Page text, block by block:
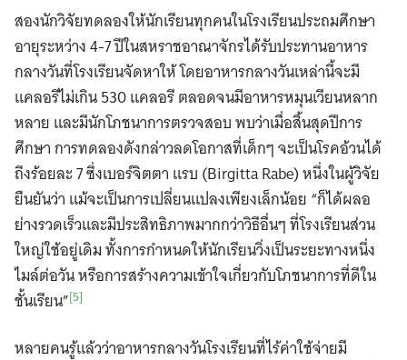
สองนักวิจัยทดลองให้นักเรียนทุกคนในโรงเรียนประถมศึกษา
อายุระหว่าง 4-7 ปีในสหราชอาณาจักรได้รับประทานอาหาร
กลางวันที่โรงเรียนจัดหาให้ โดยอาหารกลางวันเหล่านี้จะมี
แคลอรีไม่เกิน 530 แคลอรี ตลอดจนมีอาหารหมุนเวียนหลาก
หลาย และมีนักโภชนาการตรวจสอบ พบว่าเมื่อสิ้นสุดปีการ
ศึกษา การทดลองดังกล่าวลดโอกาสที่เด็กๆ จะเป็นโรคอ้วนได้
ถึงร้อยละ 7 ซึ่งเบอร์จิตตา แรบ (Birgitta Rabe) หนึ่งในผู้วิจัย
ยืนยันว่า แม้จะเป็นการเปลี่ยนแปลงเพียงเล็กน้อย “ก็ได้ผลอ
ย่างรวดเร็วและมีประสิทธิภาพมากกว่าวิธีอื่นๆ ที่โรงเรียนส่วน
ใหญ่ใช้อยู่เดิม ทั้งการกำหนดให้นักเรียนวิ่งเป็นระยะทางหนึ่ง
ไมล์ต่อวัน หรือการสร้างความเข้าใจเกี่ยวกับโภชนาการที่ดีใน
ชั้นเรียน”[5]
หลายคนรู้แล้วว่าอาหารกลางวันโรงเรียนที่ไร้ค่าใช้จ่ายมี